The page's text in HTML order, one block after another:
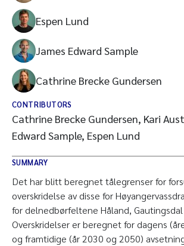
Espen Lund
James Edward Sample
Cathrine Brecke Gundersen
CONTRIBUTORS
Cathrine Brecke Gundersen, Kari
Edward Sample, Espen Lund
SUMMARY
Det har blitt beregnet tålegrenser for
overskridelse av disse for
for delnedbørfeltene Håland, Gautingsdal
Overskridelser er beregnet for dagens
og framtidige (år 2030 og 2050)